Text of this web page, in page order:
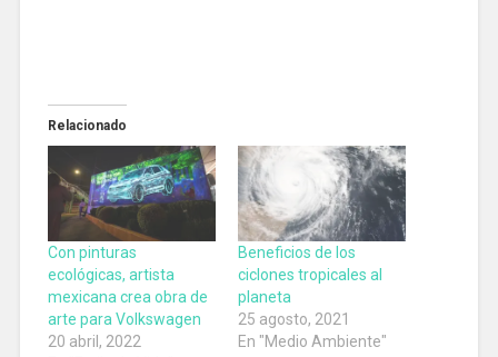
Relacionado
Con pinturas
ecológicas, artista
mexicana crea obra de
arte para Volkswagen
20 abril, 2022
Beneficios de los
ciclones tropicales al
planeta
25 agosto, 2021
En "Medio Ambiente"